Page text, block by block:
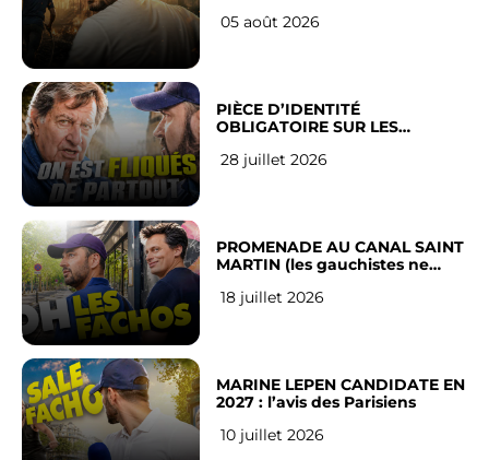
05 août 2026
PIÈCE D’IDENTITÉ
OBLIGATOIRE SUR LES
Français
28 juillet 2026
PROMENADE AU CANAL SAINT
MARTIN (les gauchistes ne
18 juillet 2026
MARINE LEPEN CANDIDATE EN
2027 : l’avis des Parisiens
10 juillet 2026